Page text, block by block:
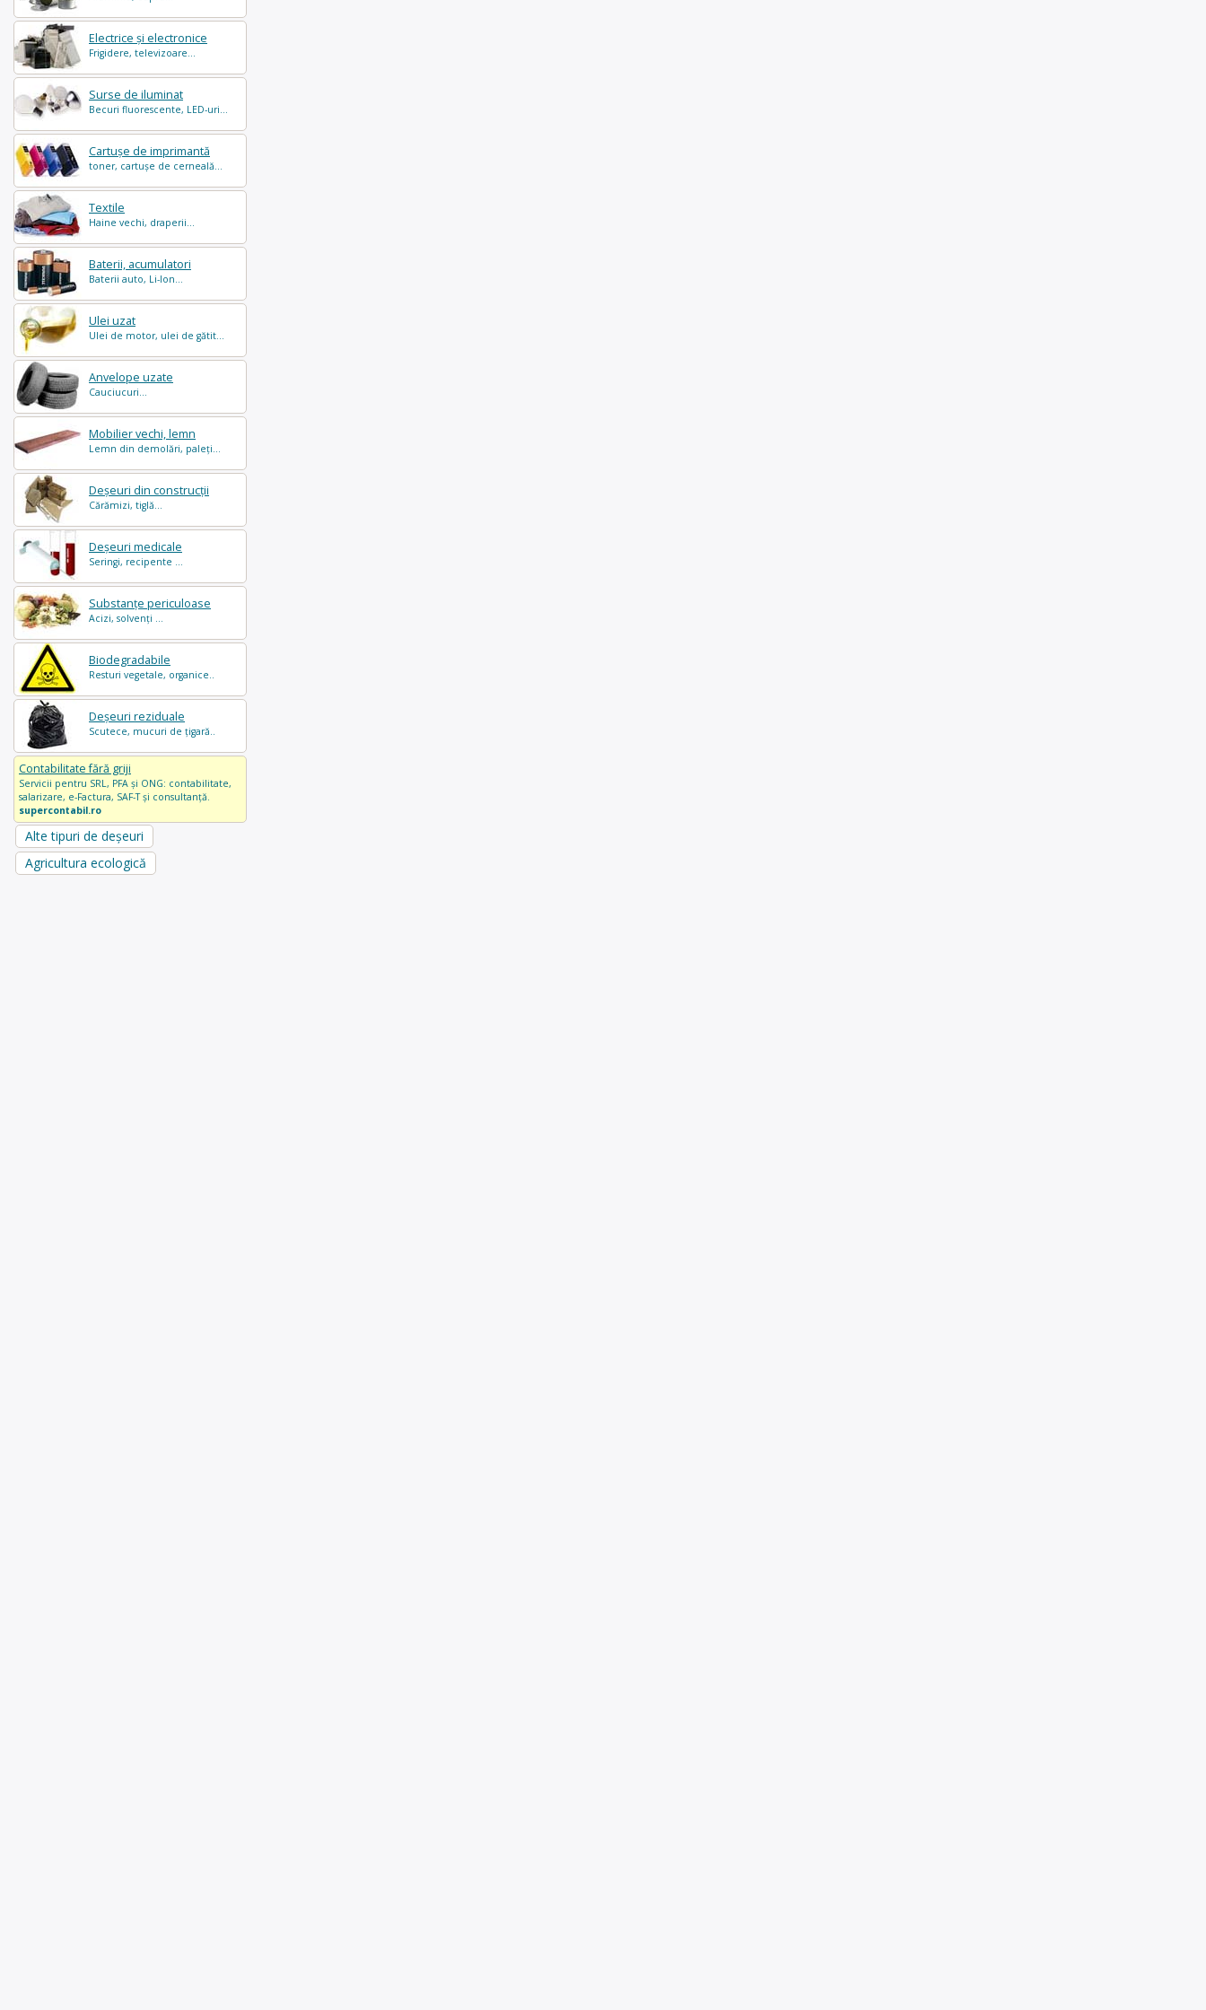
Electrice și electronice
Frigidere, televizoare...
Surse de iluminat
Becuri fluorescente, LED-uri...
Cartușe de imprimantă
toner, cartușe de cerneală...
Textile
Haine vechi, draperii...
Baterii, acumulatori
Baterii auto, Li-Ion...
Ulei uzat
Ulei de motor, ulei de gătit...
Anvelope uzate
Cauciucuri...
Mobilier vechi, lemn
Lemn din demolări, paleți...
Deșeuri din construcții
Cărămizi, tiglă...
Deșeuri medicale
Seringi, recipente ...
Substanțe periculoase
Acizi, solvenți ...
Biodegradabile
Resturi vegetale, organice..
Deșeuri reziduale
Scutece, mucuri de țigară..
Contabilitate fără griji
Servicii pentru SRL, PFA și ONG: contabilitate,
salarizare, e-Factura, SAF-T și consultanță.
supercontabil.ro
Alte tipuri de deșeuri
Agricultura ecologică